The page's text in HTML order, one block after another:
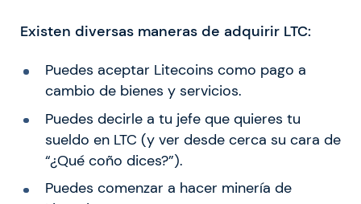
Existen diversas maneras de adquirir LTC:
Puedes aceptar Litecoins como pago a
cambio de bienes y servicios.
Puedes decirle a tu jefe que quieres tu
sueldo en LTC (y ver desde cerca su cara de
“¿Qué coño dices?”).
Puedes comenzar a hacer minería de